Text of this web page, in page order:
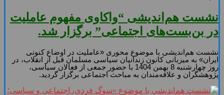
نشست هم‌اندیشی “واکاوی مفهوم عاملیت
در بن‌بست‌های اجتماعی” برگزار شد.
نشست هم‌اندیشی با موضوع محوری «عاملیت در اوضاع کنونی
ایران» به میزبانی کانون زندانیان سیاسی مسلمان قبل از انقلاب، در
روز چهارشنبه 8 بهمن 1404 با حضور جمعی از فعالان سیاسی،
پژوهشگران و علاقه‌مندان به مباحث اجتماعی برگزار گردید.